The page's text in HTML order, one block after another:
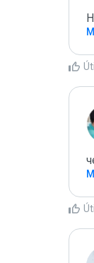
Útil
Útil